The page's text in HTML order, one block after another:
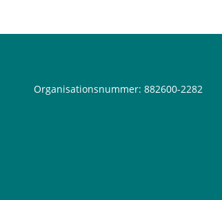
Organisationsnummer: 882600-2282